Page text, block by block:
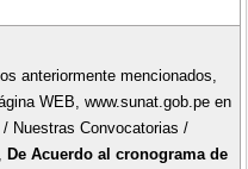
anteriormente mencionados,
WEB, www.sunat.gob.pe en
Nuestras Convocatorias /
De Acuerdo al cronograma de